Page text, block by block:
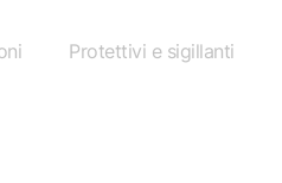
Protettivi e sigillanti